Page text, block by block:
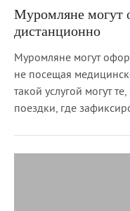
Муромляне могут
дистанционно
Муромляне могут
не посещая
такой услугой могут
поездки, где